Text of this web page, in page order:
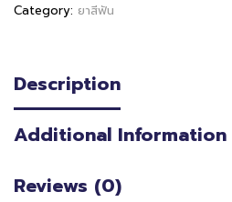
Category: ยาสีฟัน
Description
Additional Information
Reviews (0)